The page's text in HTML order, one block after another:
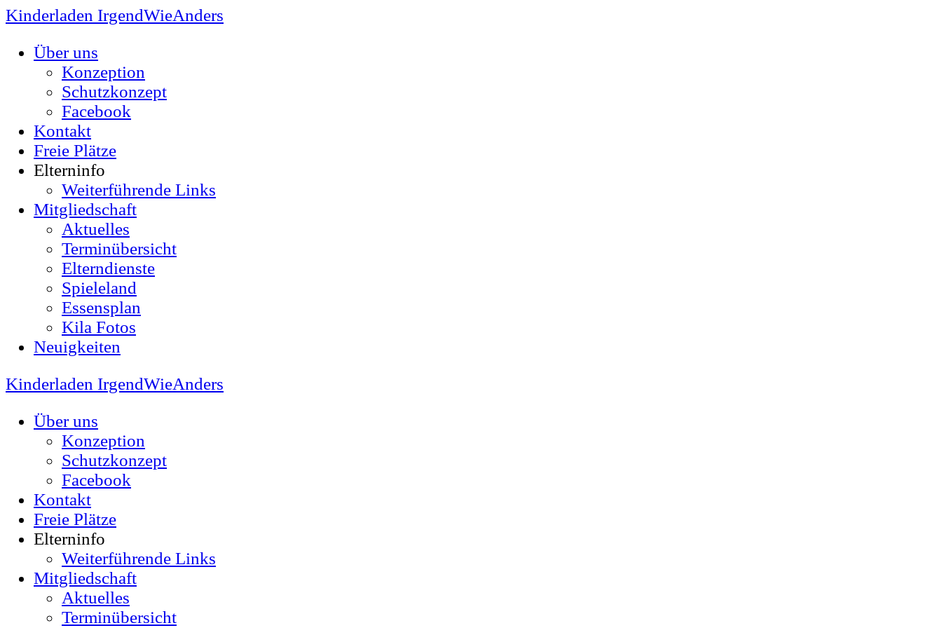
Kinderladen IrgendWieAnders
Über uns
Konzeption
Schutzkonzept
Facebook
Kontakt
Freie Plätze
Elterninfo
Weiterführende Links
Mitgliedschaft
Aktuelles
Terminübersicht
Elterndienste
Spieleland
Essensplan
Kila Fotos
Neuigkeiten
Kinderladen IrgendWieAnders
Über uns
Konzeption
Schutzkonzept
Facebook
Kontakt
Freie Plätze
Elterninfo
Weiterführende Links
Mitgliedschaft
Aktuelles
Terminübersicht